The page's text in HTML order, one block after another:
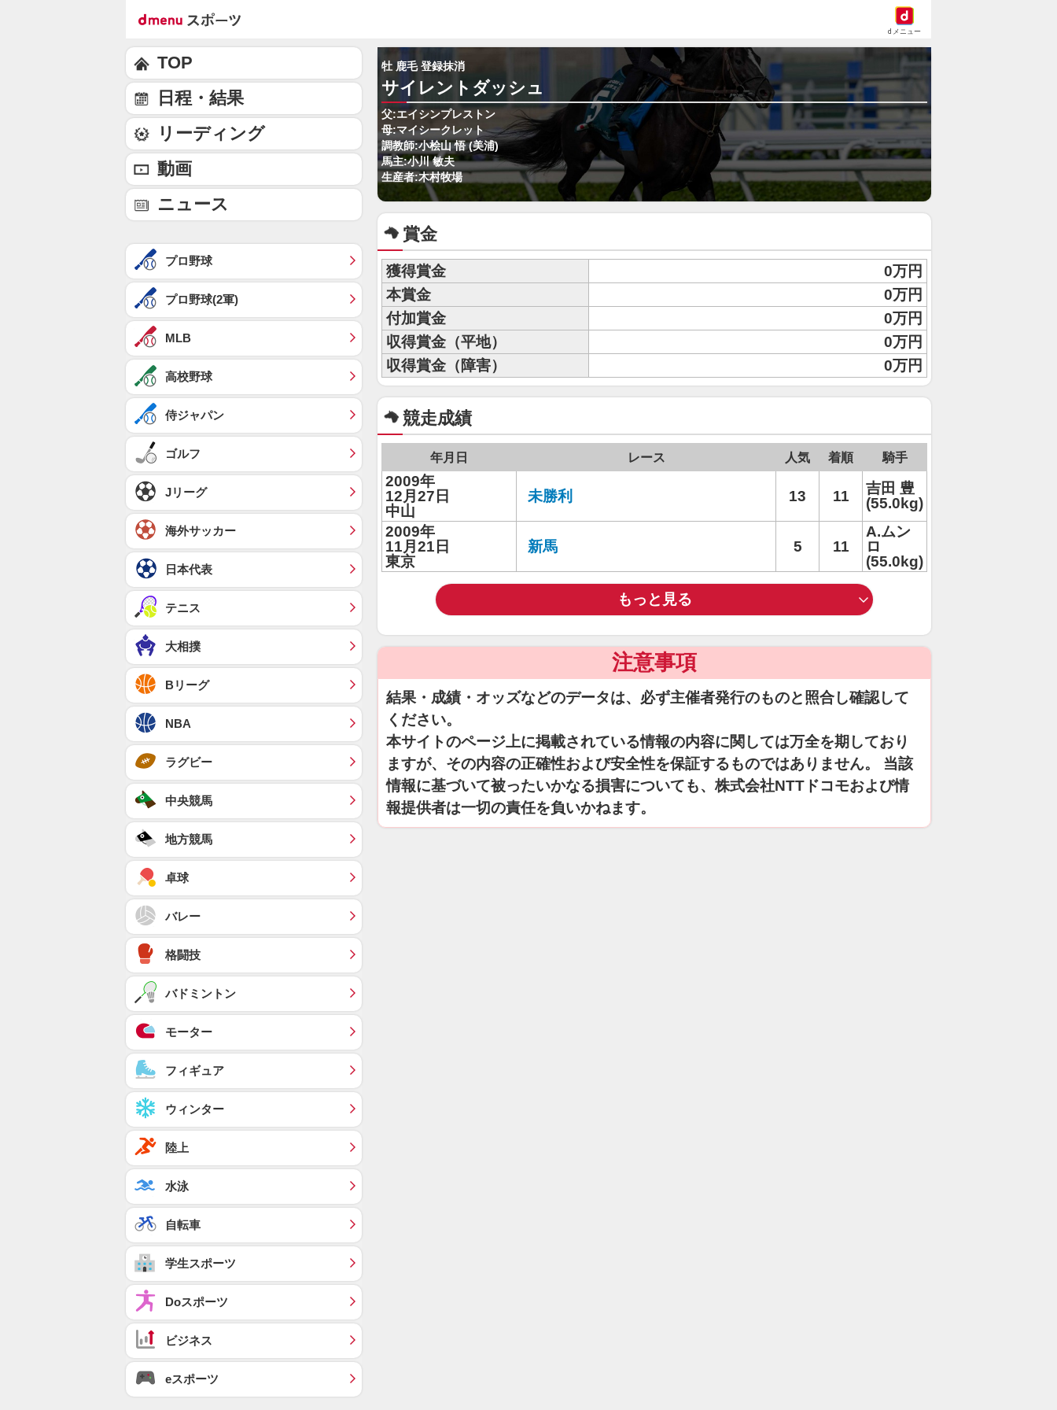
dメニュー
牡 鹿毛 登録抹消
サイレントダッシュ
父:エイシンプレストン
母:マイシークレット
調教師:小桧山 悟 (美浦)
馬主:小川 敏夫
生産者:木村牧場
賞金
獲得賞金
0万円
本賞金
0万円
付加賞金
0万円
収得賞金（平地）
0万円
収得賞金（障害）
0万円
競走成績
年月日 レース 人気 着順 騎手
2009年
12月27日
中山
未勝利 13 11
吉田 豊
(55.0kg)
2009年
11月21日
東京
新馬 5 11
A.ムン
ロ
(55.0kg)
もっと見る
注意事項
結果・成績・オッズなどのデータは、必ず主催者発行のものと照合し確認して
ください。
本サイトのページ上に掲載されている情報の内容に関しては万全を期しており
ますが、その内容の正確性および安全性を保証するものではありません。 当該
情報に基づいて被ったいかなる損害についても、株式会社NTTドコモおよび情
報提供者は一切の責任を負いかねます。
TOP
日程・結果
リーディング
動画
ニュース
プロ野球
プロ野球(2軍)
MLB
高校野球
侍ジャパン
ゴルフ
Jリーグ
海外サッカー
日本代表
テニス
大相撲
Bリーグ
NBA
ラグビー
中央競馬
地方競馬
卓球
バレー
格闘技
バドミントン
モーター
フィギュア
ウィンター
陸上
水泳
自転車
学生スポーツ
Doスポーツ
ビジネス
eスポーツ